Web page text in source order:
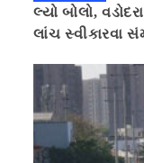
લ્યો બોલો,
લાંચ સ્વીકારવા